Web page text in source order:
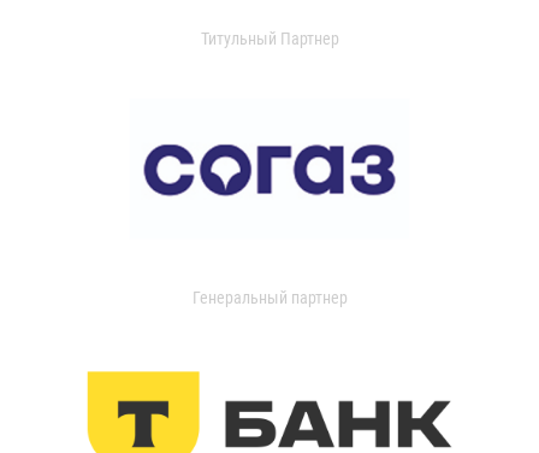
Титульный Партнер
Генеральный партнер